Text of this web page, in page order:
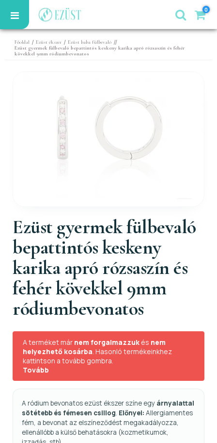
0
Főoldal / Ezüst ékszer / Ezüst baba fülbevaló //
Ezüst gyermek fülbevaló bepattintós keskeny karika apró rózsaszín és fehér
kövekkel 9mm ródiumbevonatos
Ezüst gyermek fülbevaló
bepattintós keskeny
karika apró rózsaszín és
fehér kövekkel 9mm
ródiumbevonatos
A terméket már nem forgalmazzuk és nem
helyezhető kosárba. Hasonló termékeinkhez
kattintson a tovább gombra.
Tovább
A ródium bevonatos ezüst ékszer színe egy árnyalattal
sötétebb és fémesen csillog. Előnyei: Allergiamentes
fém, a bevonat az elszíneződést megakadályozza,
ellenállóbb a külső behatásokra (kozmetikumok,